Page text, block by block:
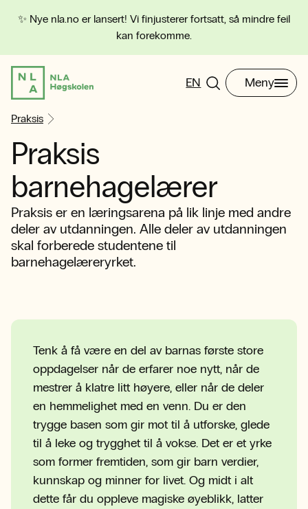
✨ Nye nla.no er lansert! Vi finjusterer fortsatt, så mindre feil
kan forekomme.
EN Meny
Praksis
Praksis
barnehagelærer
Praksis er en læringsarena på lik linje med andre
deler av utdanningen. Alle deler av utdanningen
skal forberede studentene til
barnehagelæreryrket.
Tenk å få være en del av barnas første store
oppdagelser når de erfarer noe nytt, når de
mestrer å klatre litt høyere, eller når de deler
en hemmelighet med en venn. Du er den
trygge basen som gir mot til å utforske, glede
til å leke og trygghet til å vokse. Det er et yrke
som former fremtiden, som gir barn verdier,
kunnskap og minner for livet. Og midt i alt
dette får du oppleve magiske øyeblikk, latter